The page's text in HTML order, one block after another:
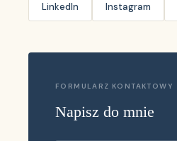
LinkedIn Instagram
FORMULARZ KONTAKTOWY
Napisz do mnie